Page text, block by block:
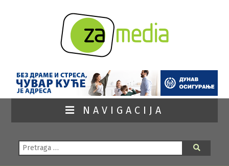
NAVIGACIJA
Pretraga: